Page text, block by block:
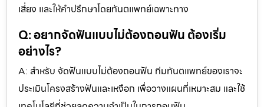
เสี่ยง และให้คำปรึกษาโดยทันตแพทย์เฉพาะทาง
Q: อยากจัดฟันแบบไม่ต้องถอนฟัน ต้องเริ่ม
อย่างไร?
A: สำหรับ จัดฟันแบบไม่ต้องถอนฟัน ทีมทันตแพทย์ของเราจะ
ประเมินโครงสร้างฟันและเหงือก เพื่อวางแผนที่เหมาะสม และใช้